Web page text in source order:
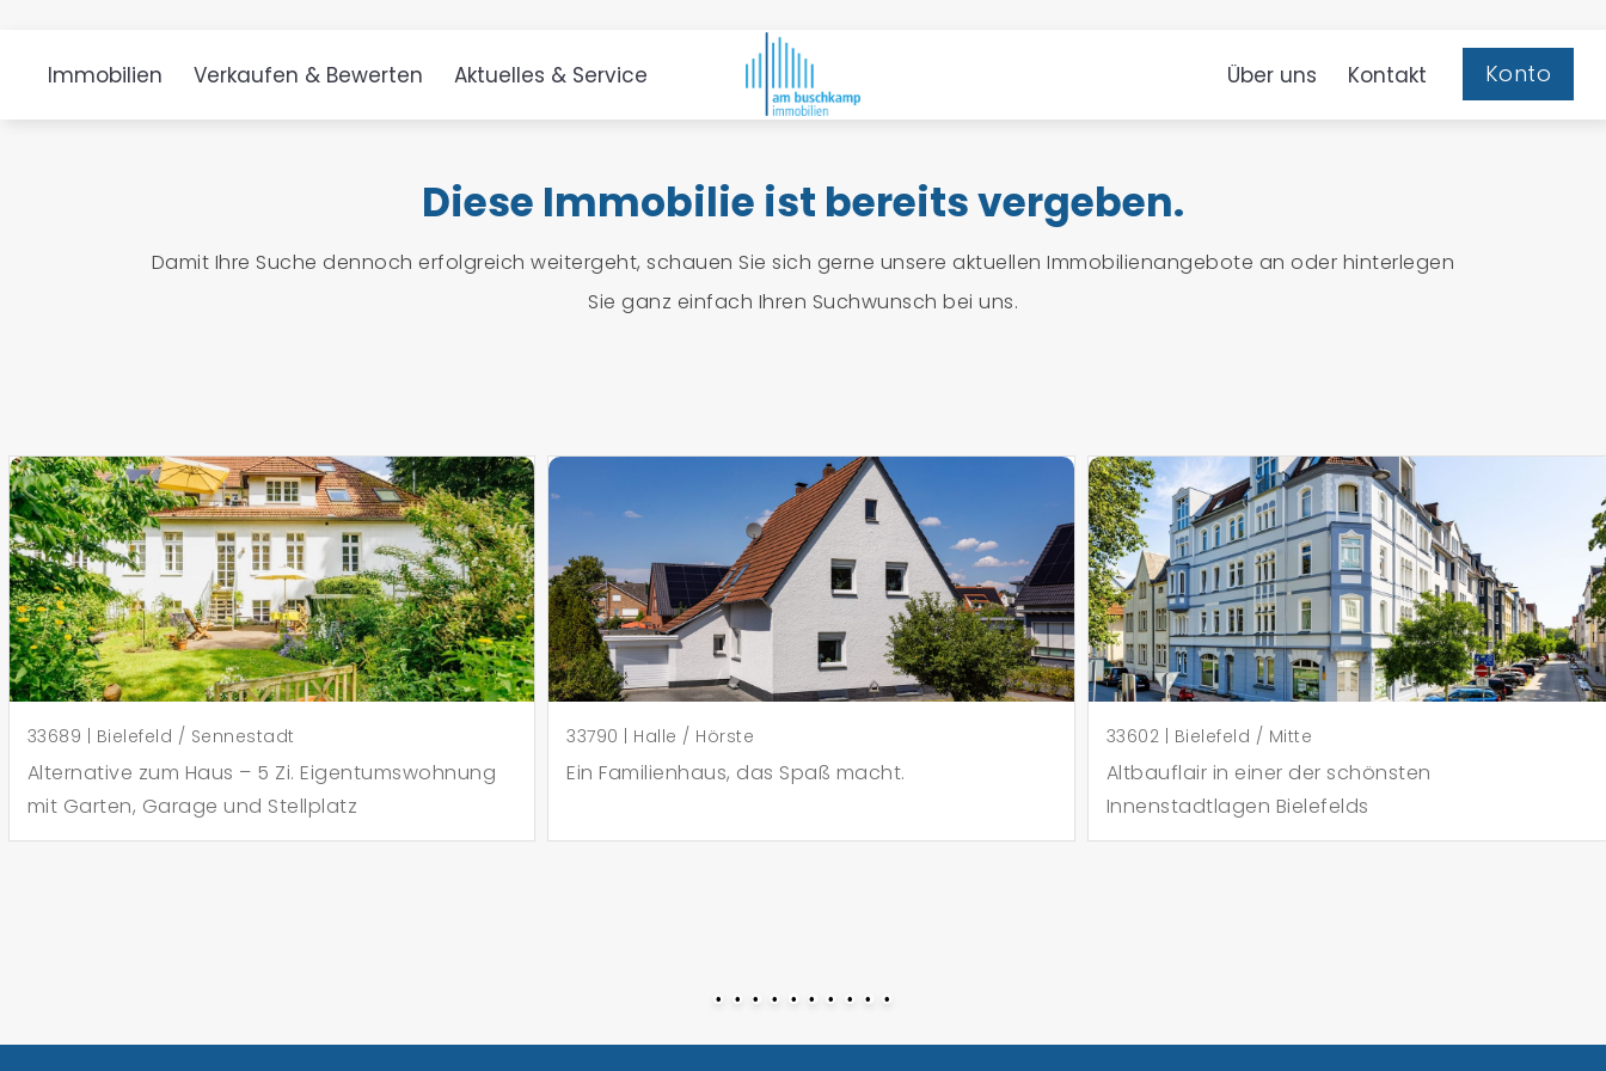
Immobilien Verkaufen & Bewerten Aktuelles & Service Über uns Kontakt Konto
Diese Immobilie ist bereits vergeben.
Damit Ihre Suche dennoch erfolgreich weitergeht, schauen Sie sich gerne unsere aktuellen Immobilienangebote an oder hinterlegen
Sie ganz einfach Ihren Suchwunsch bei uns.
33689 | Bielefeld / Sennestadt
Alternative zum Haus – 5 Zi. Eigentumswohnung
mit Garten, Garage und Stellplatz
33790 | Halle / Hörste
Ein Familienhaus, das Spaß macht.
33602 | Bielefeld / Mitte
Altbauflair in einer der schönsten
Innenstadtlagen Bielefelds
• • • • • • • • • •